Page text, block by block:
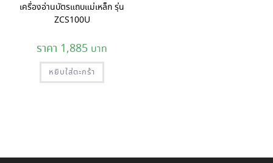
เครื่องอ่านบัตรแถบแม่เหล็ก รุ่น
ZCS100U
1,885
หยิบใส่ตะกร้า